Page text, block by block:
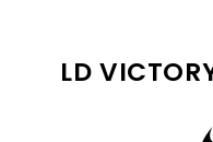
LD